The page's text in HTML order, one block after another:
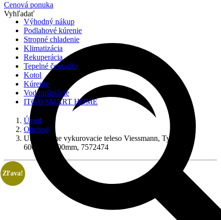
Cenová ponuka
Vyhľadať
Výhodný nákup
Podlahové kúrenie
Stropné chladenie
Klimatizácia
Rekuperácia
Tepelné čerpadlo
Kotol
Kúrenie
Vodoinštalácie
IT600 SMART HOME
Úvod
Obchod
Univerzálne vykurovacie teleso Viessmann, Typ 33
600mm/1400mm, 7572474
Zľava!